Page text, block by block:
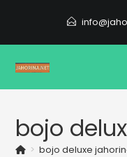
content
bojo
> bojo deluxe